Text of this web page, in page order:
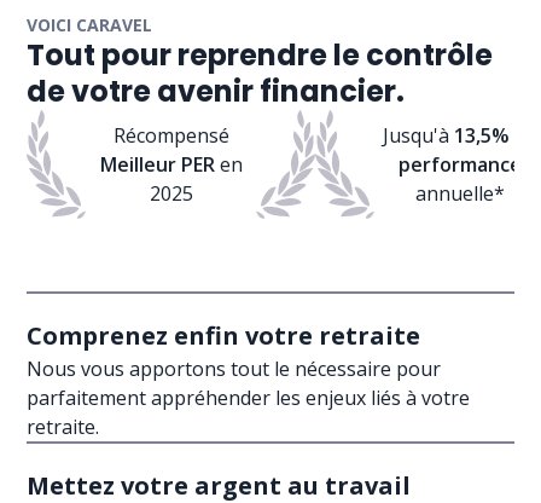
VOICI CARAVEL
Tout pour reprendre le contrôle
de votre avenir financier.
Récompensé
Meilleur PERen
2025
Jusqu'à 13,5% de
performance
annuelle*
Comprenez enfin votre retraite
Nous vous apportons tout le nécessaire pour
parfaitement appréhender les enjeux liés à votre
retraite.
Mettez votre argent au travail